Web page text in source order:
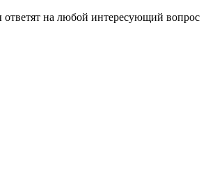
на любой интересующий вопрос